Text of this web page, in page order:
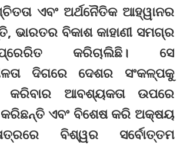
ଏବଂ ଅର୍ଥନୈତିକ ଆହ୍ୱାନର
ଭାରତର ବିକାଶ କାହାଣୀ ସମଗ୍ର
କରିଚାଲିଛି। ସେ
ଦିଗରେ ଦେଶର ସଂକଳ୍ପକୁ
ଆବଶ୍ୟକତା ଉପରେ
ଏବଂ ବିଶେଷ କରି ଅକ୍ଷୟ
ବିଶ୍ୱର ସର୍ବୋତ୍ତମ